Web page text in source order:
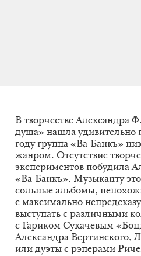
В творчестве Александра
душа» нашла удивительно
году группа «Ва-Банкъ»
жанром. Отсутствие
экспериментов побудила
«Ва-Банкъ». Музыканту
сольные альбомы,
с максимально
выступать с различными
с Гариком Сукачевым
Александра Вертинского,
или дуэты с рэперами